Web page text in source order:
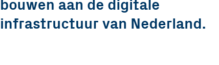
bouwen aan de digitale
infrastructuur van Nederland.